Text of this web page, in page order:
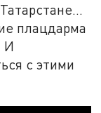
плацдарма
И
с этими